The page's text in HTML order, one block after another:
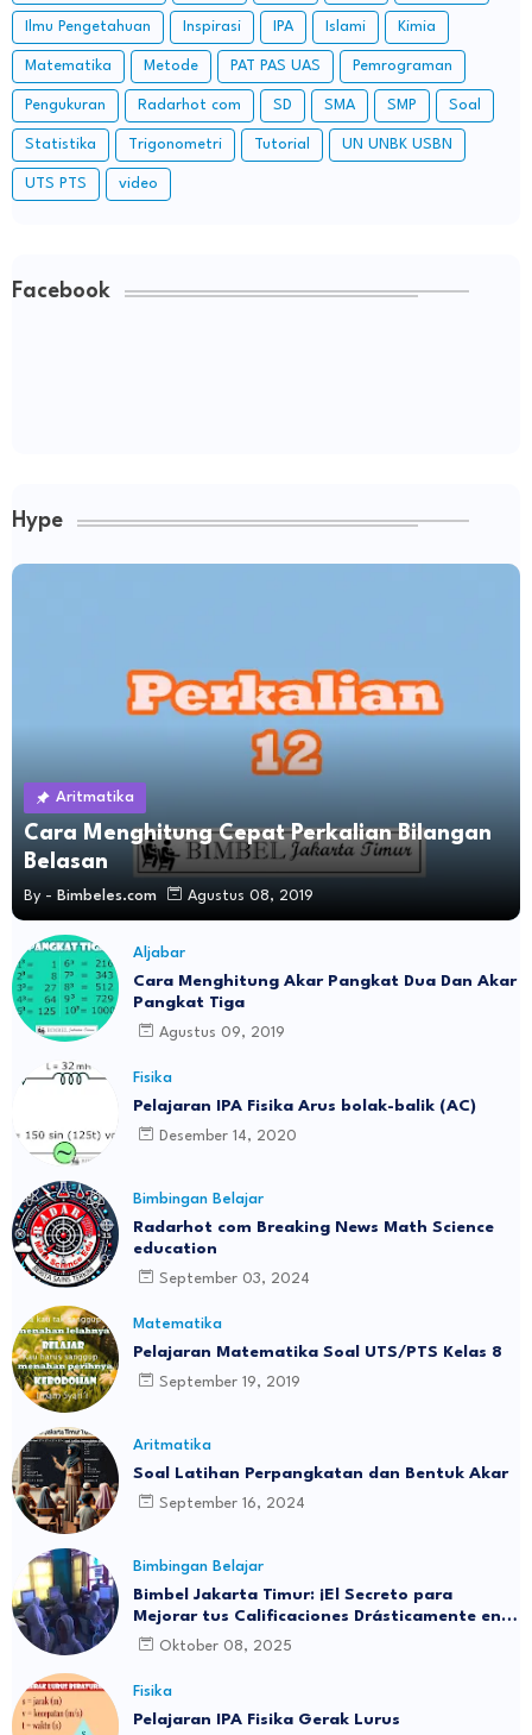
Ilmu Pengetahuan Inspirasi IPA Islami Kimia
Matematika Metode PAT PAS UAS Pemrograman
Pengukuran Radarhot com SD SMA SMP Soal
Statistika Trigonometri Tutorial UN UNBK USBN
UTS PTS video
Facebook
Hype
Aritmatika
Cara Menghitung Cepat Perkalian Bilangan
Belasan
By - Bimbeles.com Agustus 08, 2019
Aljabar
Cara Menghitung Akar Pangkat Dua Dan Akar
Pangkat Tiga
Agustus 09, 2019
Fisika
Pelajaran IPA Fisika Arus bolak-balik (AC)
Desember 14, 2020
Bimbingan Belajar
Radarhot com Breaking News Math Science
education
September 03, 2024
Matematika
Pelajaran Matematika Soal UTS/PTS Kelas 8
September 19, 2019
Aritmatika
Soal Latihan Perpangkatan dan Bentuk Akar
September 16, 2024
Bimbingan Belajar
Bimbel Jakarta Timur: ¡El Secreto para
Mejorar tus Calificaciones Drásticamente en 3
Meses!Oktober 08, 2025
Fisika
Pelajaran IPA Fisika Gerak Lurus